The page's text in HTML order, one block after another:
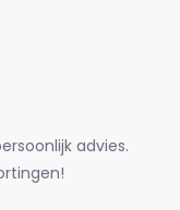
advies.